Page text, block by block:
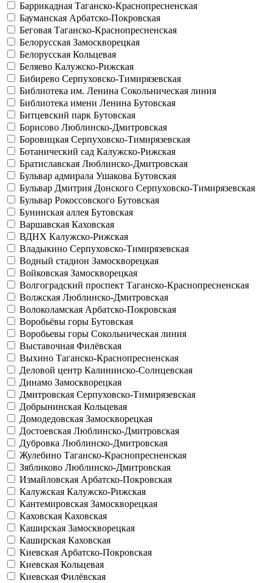
Баррикадная Таганско-Краснопресненская
Бауманская Арбатско-Покровская
Беговая Таганско-Краснопресненская
Белорусская Замоскворецкая
Белорусская Кольцевая
Беляево Калужско-Рижская
Бибирево Серпуховско-Тимирязевская
Библиотека им. Ленина Сокольническая линия
Библиотека имени Ленина Бутовская
Битцевский парк Бутовская
Борисово Люблинско-Дмитровская
Боровицкая Серпуховско-Тимирязевская
Ботанический сад Калужско-Рижская
Братиславская Люблинско-Дмитровская
Бульвар адмирала Ушакова Бутовская
Бульвар Дмитрия Донского Серпуховско-Тимирязевская
Бульвар Рокоссовского Бутовская
Бунинская аллея Бутовская
Варшавская Каховская
ВДНХ Калужско-Рижская
Владыкино Серпуховско-Тимирязевская
Водный стадион Замоскворецкая
Войковская Замоскворецкая
Волгоградский проспект Таганско-Краснопресненская
Волжская Люблинско-Дмитровская
Волоколамская Арбатско-Покровская
Воробьёвы горы Бутовская
Воробьевы горы Сокольническая линия
Выставочная Филёвская
Выхино Таганско-Краснопресненская
Деловой центр Калининско-Солнцевская
Динамо Замоскворецкая
Дмитровская Серпуховско-Тимирязевская
Добрынинская Кольцевая
Домодедовская Замоскворецкая
Достоевская Люблинско-Дмитровская
Дубровка Люблинско-Дмитровская
Жулебино Таганско-Краснопресненская
Зябликово Люблинско-Дмитровская
Измайловская Арбатско-Покровская
Калужская Калужско-Рижская
Кантемировская Замоскворецкая
Каховская Каховская
Каширская Замоскворецкая
Каширская Каховская
Киевская Арбатско-Покровская
Киевская Кольцевая
Киевская Филёвская